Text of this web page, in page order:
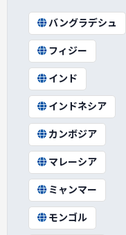
バングラデシュ
フィジー
インド
インドネシア
カンボジア
マレーシア
ミャンマー
モンゴル